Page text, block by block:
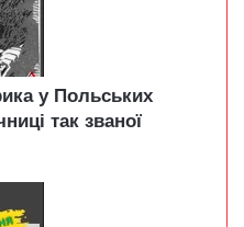
у Польських
так званої